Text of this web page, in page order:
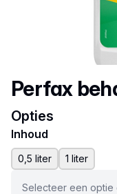
Perfax
Opties
Inhoud
0,5 liter 1 liter
Selecteer een optie